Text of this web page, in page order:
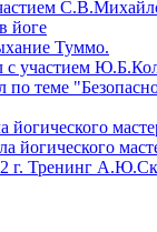
йоге
Туммо.
с участием
по теме
йогического
г. Тренинг